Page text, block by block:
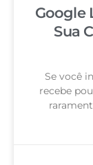
Google
Sua
Se você
recebe